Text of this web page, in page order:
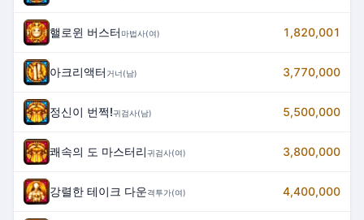
핼로윈 버스터 마법사(여) 1,820,001
아크리액터 거너(남) 3,770,000
정신이 번쩍!귀검사(남) 5,500,000
쾌속의 도 마스터리귀검사(여) 3,800,000
강렬한 테이크 다운격투가(여) 4,400,000